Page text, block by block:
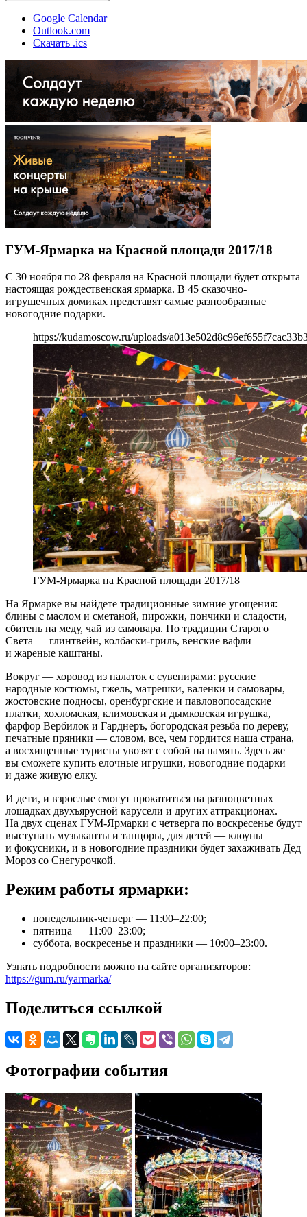
Google Calendar
Outlook.com
Скачать .ics
ГУМ-Ярмарка на Красной площади 2017/18
С 30 ноября по 28 февраля на Красной площади будет открыта
настоящая рождественская ярмарка. В 45 сказочно-
игрушечных домиках представят самые разнообразные
новогодние подарки.
https://kudamoscow.ru/uploads/
ГУМ-Ярмарка на Красной площади 2017/18
На Ярмарке вы найдете традиционные зимние угощения:
блины с маслом и сметаной, пирожки, пончики и сладости,
сбитень на меду, чай из самовара. По традиции Старого
Света — глинтвейн, колбаски-гриль, венские вафли
и жареные каштаны.
Вокруг — хоровод из палаток с сувенирами: русские
народные костюмы, гжель, матрешки, валенки и самовары,
жостовские подносы, оренбургские и павловопосадские
платки, хохломская, климовская и дымковская игрушка,
фарфор Вербилок и Гарднеръ, богородская резьба по дереву,
печатные пряники — словом, все, чем гордится наша страна,
а восхищенные туристы увозят с собой на память. Здесь же
вы сможете купить елочные игрушки, новогодние подарки
и даже живую елку.
И дети, и взрослые смогут прокатиться на разноцветных
лошадках двухъярусной карусели и других аттракционах.
На двух сценах ГУМ-Ярмарки с четверга по воскресенье будут
выступать музыканты и танцоры, для детей — клоуны
и фокусники, и в новогодние праздники будет захаживать Дед
Мороз со Снегурочкой.
Режим работы ярмарки:
понедельник-четверг — 11:00–22:00;
пятница — 11:00–23:00;
суббота, воскресенье и праздники — 10:00–23:00.
Узнать подробности можно на сайте организаторов:
https://gum.ru/yarmarka/
Поделиться ссылкой
Фотографии события